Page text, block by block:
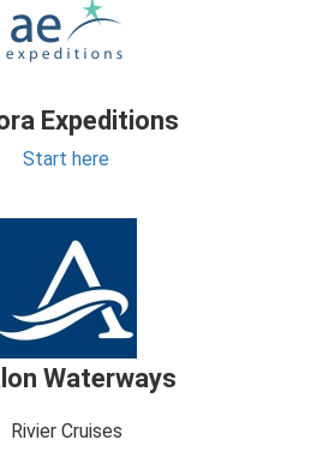
Expeditions
Start here
Waterways
Rivier Cruises